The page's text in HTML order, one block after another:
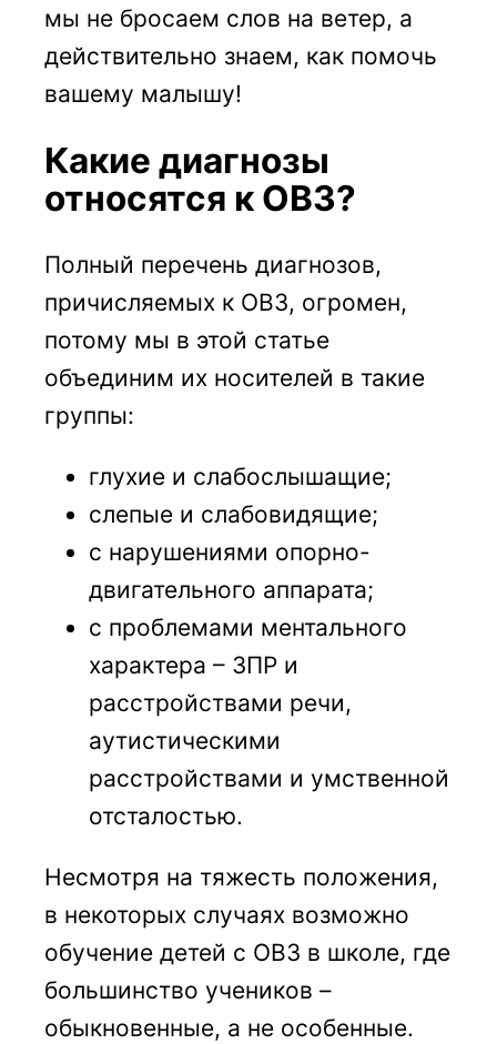
мы не бросаем слов на ветер, а
действительно знаем, как помочь
вашему малышу!
Какие диагнозы
относятся к ОВЗ?
Полный перечень диагнозов,
причисляемых к ОВЗ, огромен,
потому мы в этой статье
объединим их носителей в такие
группы:
глухие и слабослышащие;
слепые и слабовидящие;
с нарушениями опорно-
двигательного аппарата;
с проблемами ментального
характера – ЗПР и
расстройствами речи,
аутистическими
расстройствами и умственной
отсталостью.
Несмотря на тяжесть положения,
в некоторых случаях возможно
обучение детей с ОВЗ в школе, где
большинство учеников –
обыкновенные, а не особенные.